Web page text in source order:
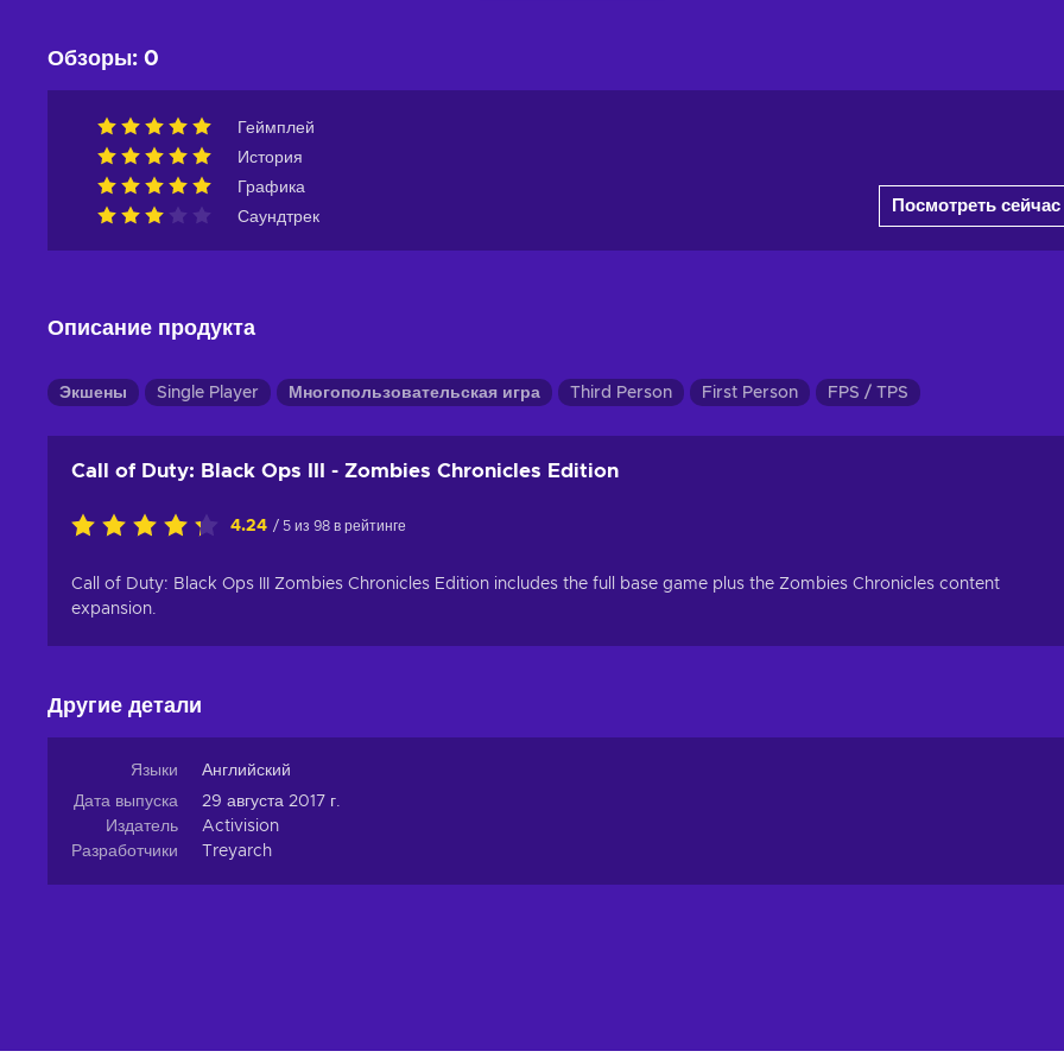
Обзоры: 0
Геймплей
История
Графика
Саундтрек
Посмотреть сейчас
Описание продукта
Экшены Single Player Многопользовательская игра Third Person First Person FPS / TPS
Call of Duty: Black Ops III - Zombies Chronicles Edition
4.24 / 5 из 98 в рейтинге
Call of Duty: Black Ops III Zombies Chronicles Edition includes the full base game plus the Zombies Chronicles content
expansion.
Другие детали
Языки
Английский
Дата выпуска
29 августа 2017 г.
Издатель
Activision
Разработчики
Treyarch